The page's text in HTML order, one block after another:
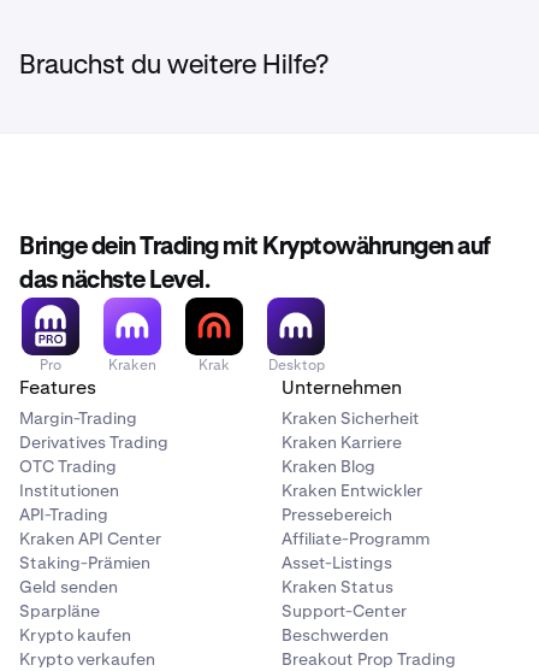
Brauchst du weitere Hilfe?
Bringe dein Trading mit Kryptowährungen auf
das nächste Level.
Pro Kraken Krak Desktop
Features
Margin-Trading
Derivatives Trading
OTC Trading
Institutionen
API-Trading
Kraken API Center
Staking-Prämien
Geld senden
Sparpläne
Krypto kaufen
Krypto verkaufen
Unternehmen
Kraken Sicherheit
Kraken Karriere
Kraken Blog
Kraken Entwickler
Pressebereich
Affiliate-Programm
Asset-Listings
Kraken Status
Support-Center
Beschwerden
Breakout Prop Trading